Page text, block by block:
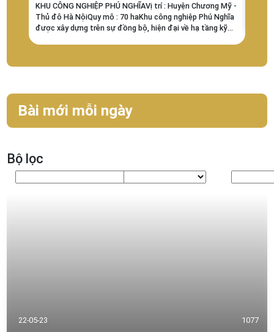
KHU CÔNG NGHIỆP PHÚ NGHĨAVị trí : Huyện Chương Mỹ -
Thủ đô Hà NộiQuy mô : 70 haKhu công nghiệp Phú Nghĩa
được xây dựng trên sự đồng bộ, hiện đại về hạ tầng kỹ
Bài mới mỗi ngày
Bộ lọc
22-05-23 1077